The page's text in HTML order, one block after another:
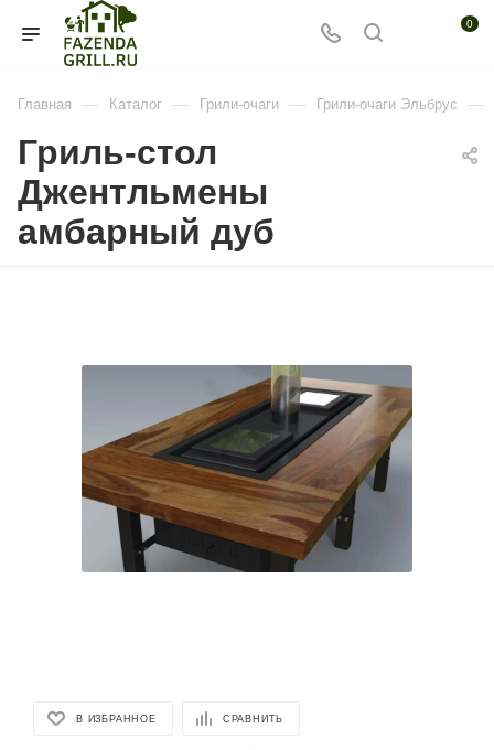
0
Главная — Каталог — Грили-очаги — Грили-очаги Эльбрус —
Гриль-стол
Джентльмены
амбарный дуб
В ИЗБРАННОЕ СРАВНИТЬ